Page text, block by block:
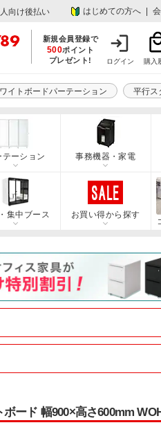
向け後払い はじめての方へ
新規会員登録で
500ポイント
プレゼント!
ログイン 購入
イトボードパーテーション 平行ス
テーション 事務機器・家電
集中ブース
お買い得から探す
ード 幅900×高さ600mm